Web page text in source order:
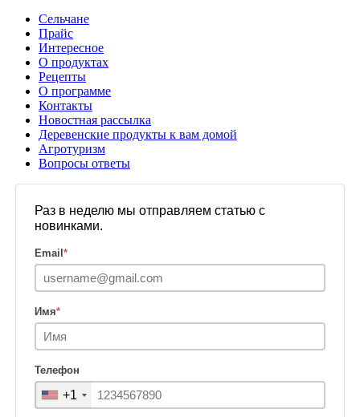
Сельчане
Прайс
Интересное
О продуктах
Рецепты
О программе
Контакты
Новостная рассылка
Деревенские продукты к вам домой
Агротуризм
Вопросы ответы
Раз в неделю мы отправляем статью с
новинками.
Email *
Имя*
Телефон
+1